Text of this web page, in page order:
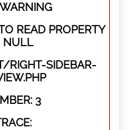
READ PROPERTY
NULL
RIGHT-SIDEBAR-
3